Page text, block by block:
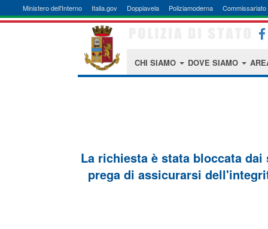
Ministero dell'Interno Italia.gov Doppiavela Poliziamoderna Commissariato
CHI SIAMO DOVE SIAMO
La richiesta è stata bloccata
prega di assicurarsi